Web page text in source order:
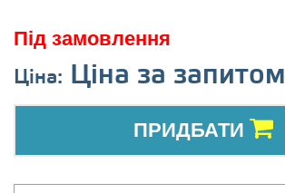
Під замовлення
Ціна: Ціна за запитом
ПРИДБАТИ